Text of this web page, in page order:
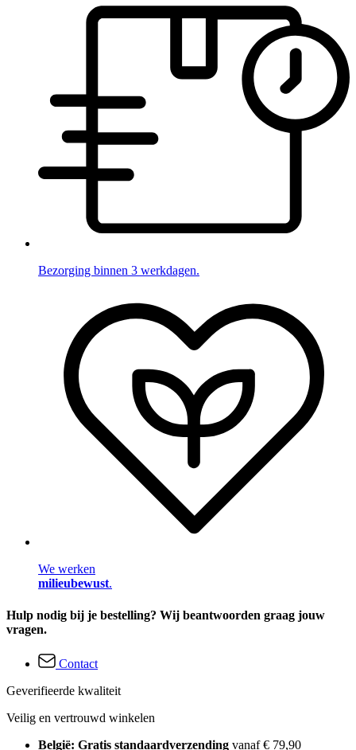
Bezorging binnen 3 werkdagen.
We werken
milieubewust.
Hulp nodig bij je bestelling? Wij beantwoorden graag jouw
vragen.
Contact
Geverifieerde kwaliteit
Veilig en vertrouwd winkelen
België: Gratis standaardverzending vanaf € 79,90